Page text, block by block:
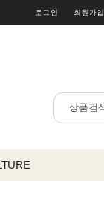
로그인 회원가입